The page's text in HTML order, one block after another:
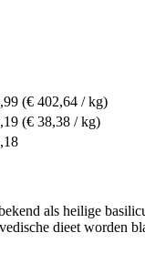
(€ 402,64 / kg)
(€ 38,38 / kg)
als heilige
dieet worden